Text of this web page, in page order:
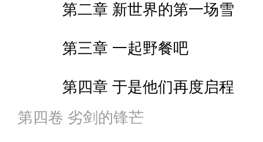
第七章 漫无止境的四日（四
第八章 漫无止境的四日（五
第九章 魔鬼游走于分针之上
第二章 新世界的第一场雪
第三章 一起野餐吧
第四章 于是他们再度启程
第四卷 劣剑的锋芒